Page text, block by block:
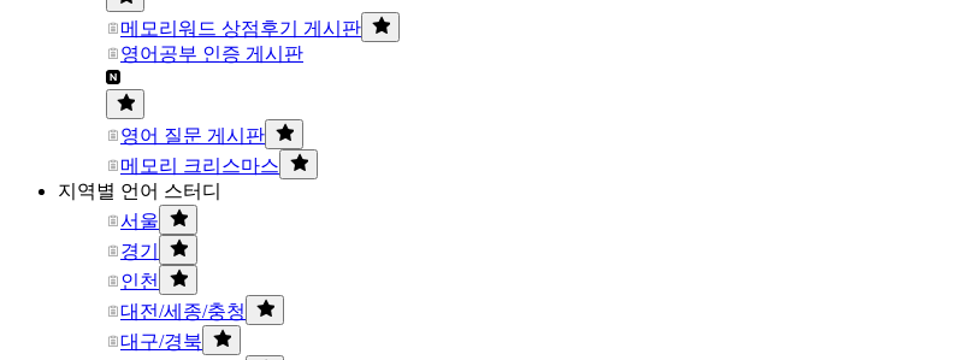
메모리워드 상점후기 게시판
영어공부 인증 게시판
영어 질문 게시판
메모리 크리스마스
지역별 언어 스터디
서울
경기
인천
대전/세종/충청
대구/경북